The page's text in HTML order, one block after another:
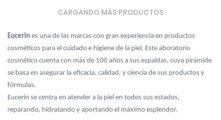
CARGANDO MÁS PRODUCTOS
Eucerin es una de las marcas con gran experiencia en productos
cosméticos para el cuidado e higiene de la piel. Este aboratorio
cosmético cuenta con más de 100 años a sus espaldas, cuya pirámide
se basa en asegurar la eficacia, calidad, y ciencia de sus productos y
fórmulas.
Eucerin se centra en atender a la piel en todos sus estados,
reparando, hidratando y aportando el máximo esplendor.